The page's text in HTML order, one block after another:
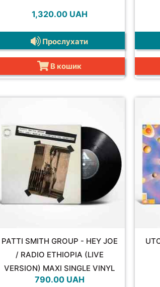
1,320.00 UAH
Прослухати
В кошик
PATTI SMITH GROUP - HEY JOE
/ RADIO ETHIOPIA (LIVE
VERSION) MAXI SINGLE VINYL
45RPM
790.00 UAH